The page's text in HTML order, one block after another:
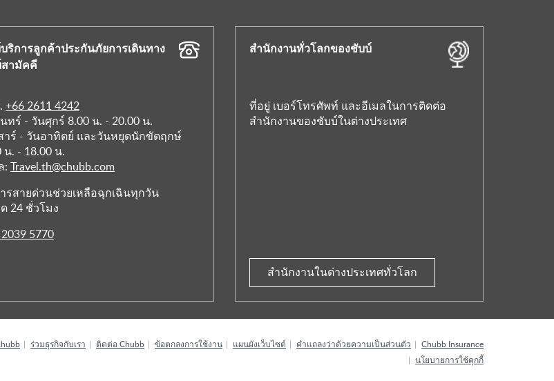
ริการลูกค้าประกันภัยการเดินทาง
ามัคคี
+66 2611 4242
ทร์ - วันศุกร์ 8.00 น. - 20.00 น.
าร์ - วันอาทิตย์ และวันหยุดนักขัตฤกษ์
น. - 18.00 น.
: Travel.th@chubb.com
รสายด่วนช่วยเหลือฉุกเฉินทุกวัน
24 ชั่วโมง
5770
สำนักงานทั่วโลกของชับบ์
ที่อยู่ เบอร์โทรศัพท์ และอีเมลในการติดต่อ
สำนักงานของชับบ์ในต่างประเทศ
สำนักงานในต่างประเทศทั่วโลก
ร่วมธุรกิจกับเรา ติดต่อ Chubb ข้อตกลงการใช้งาน แผนผังเว็บไซต์ คำแถลงว่าด้วยความเป็นส่วนตัว
Chubb Insurance
นโยบายการใช้คุกกี้